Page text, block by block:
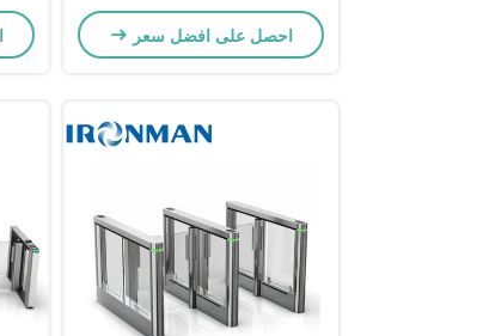
الحمراء الذكية للمصانع
احصل على افضل سعر